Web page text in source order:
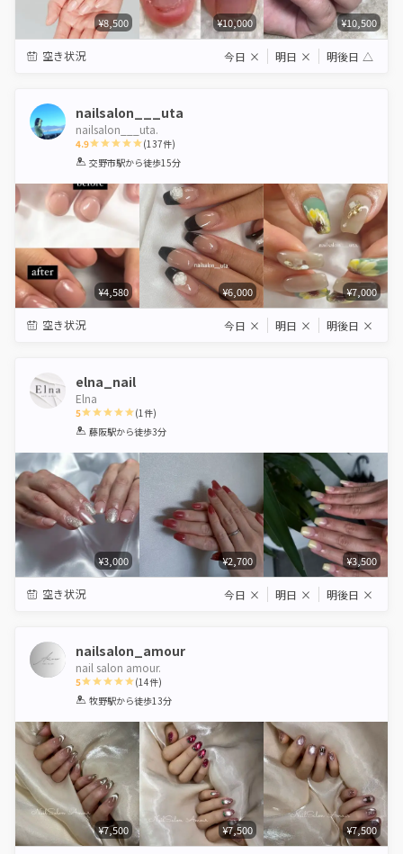
¥8,500 ¥10,000 ¥10,500
空き状況 今日 × 明日 × 明後日 △
nailsalon___uta
nailsalon___uta.
4.9
1 2 3 4 5
(137件)
交野市駅から徒歩15分
¥4,580 ¥6,000 ¥7,000
空き状況 今日 × 明日 × 明後日 ×
elna_nail
Elna
5
1 2 3 4 5
(1件)
藤阪駅から徒歩3分
¥3,000 ¥2,700 ¥3,500
空き状況 今日 × 明日 × 明後日 ×
nailsalon_amour
nail salon amour.
5
1 2 3 4 5
(14件)
牧野駅から徒歩13分
¥7,500 ¥7,500 ¥7,500